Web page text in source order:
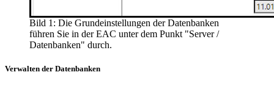
Bild 1: Die Grundeinstellungen der Datenbanken
führen Sie in der EAC unter dem Punkt "Server /
Datenbanken" durch.
Verwalten der Datenbanken